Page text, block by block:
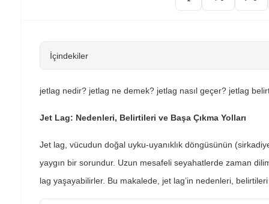
İçindekiler
jetlag nedir? jetlag ne demek? jetlag nasıl geçer? jetlag
Jet Lag: Nedenleri, Belirtileri ve Başa Çıkma Yolları
Jet lag, vücudun doğal uyku-uyanıklık döngüsünün
yaygın bir sorundur. Uzun mesafeli seyahatlerde zaman
lag yaşayabilirler. Bu makalede, jet lag’in nedenleri, belirtileri